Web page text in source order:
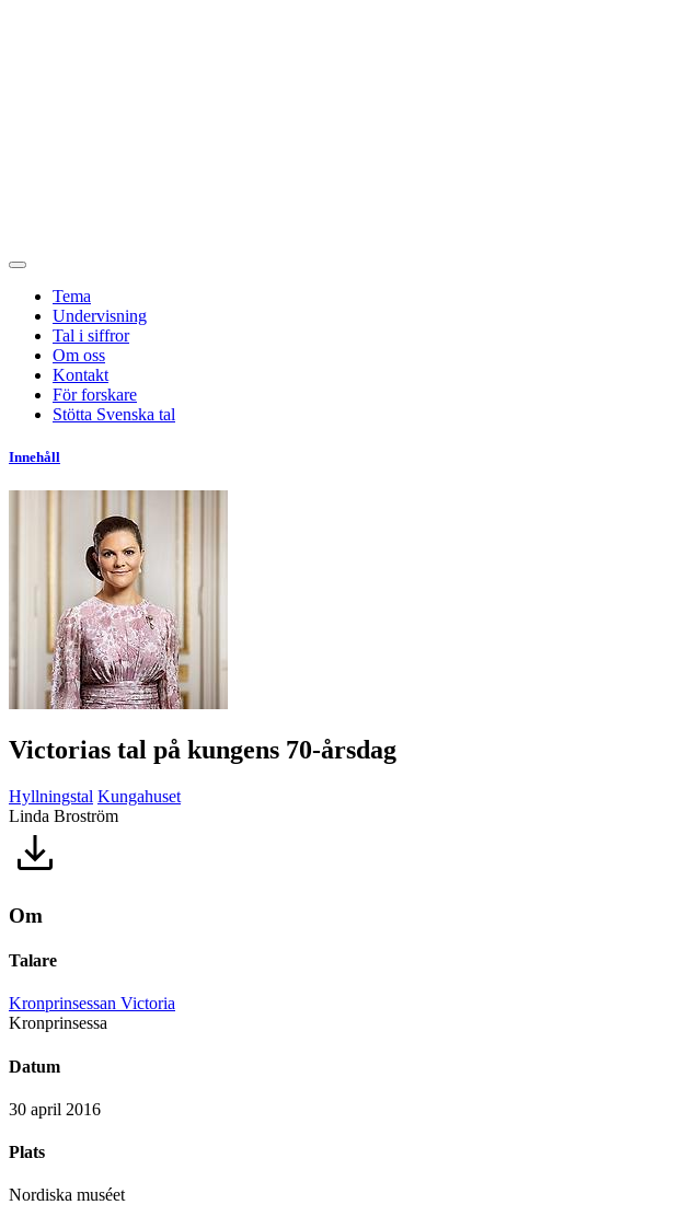
Tema
Undervisning
Tal i siffror
Om oss
Kontakt
För forskare
Stötta Svenska tal
Innehåll
Victorias tal på kungens 70-årsdag
Hyllningstal Kungahuset
Linda Broström
Om
Talare
Kronprinsessan Victoria
Kronprinsessa
Datum
30 april 2016
Plats
Nordiska muséet